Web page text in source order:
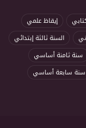
إيقاظ علمي
السنة ثالثة إبتدائي
سنة ثامنة أساسي
سنة سابعة أساسي